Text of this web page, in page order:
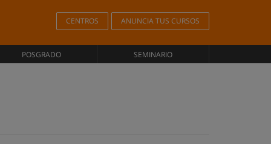
CENTROS ANUNCIA TUS CURSOS
POSGRADO SEMINARIO